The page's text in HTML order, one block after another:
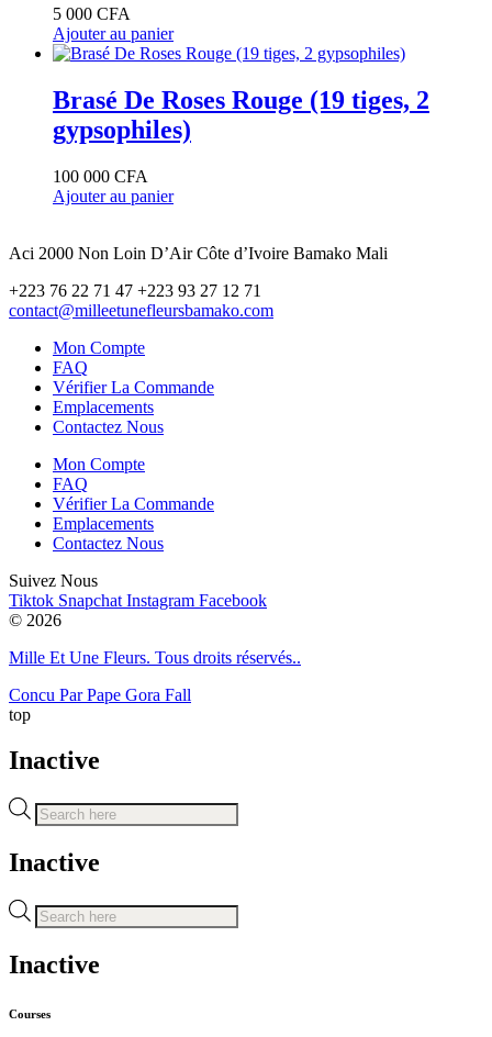
Les
options
peuvent
choisies
sur
la
du
produit
5 000 CFA
Ajouter au panier
Brasé De Roses Rouge (19 tiges, 2
gypsophiles)
100 000 CFA
Ajouter au panier
Aci 2000 Non Loin D’Air Côte d’Ivoire Bamako Mali
+223 76 22 71 47 +223 93 27 12 71
contact@milleetunefleursbamako.com
Mon Compte
FAQ
Vérifier La Commande
Emplacements
Contactez Nous
Mon Compte
FAQ
Vérifier La Commande
Emplacements
Contactez Nous
Suivez Nous
Tiktok Snapchat Instagram Facebook
© 2026
Mille Et Une Fleurs. Tous droits réservés..
Concu Par Pape Gora Fall
top
Inactive
Recherche
de
Inactive
Recherche
de
Inactive
Courses